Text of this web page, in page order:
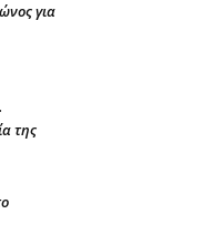
για
της